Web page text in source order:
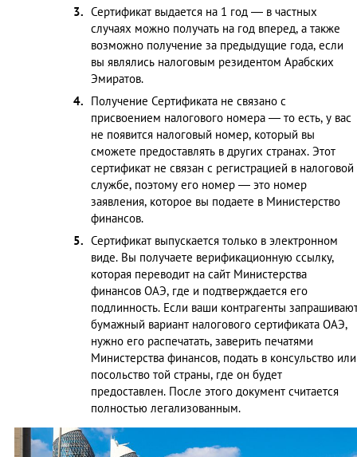
Сертификат выдается на 1 год — в частных
случаях можно получать на год вперед, а также
возможно получение за предыдущие года, если
вы являлись налоговым резидентом Арабских
Эмиратов.
Получение Сертификата не связано с
присвоением налогового номера — то есть, у вас
не появится налоговый номер, который вы
сможете предоставлять в других странах. Этот
сертификат не связан с регистрацией в налоговой
службе, поэтому его номер — это номер
заявления, которое вы подаете в Министерство
финансов.
Сертификат выпускается только в электронном
виде. Вы получаете верификационную ссылку,
которая переводит на сайт Министерства
финансов ОАЭ, где и подтверждается его
подлинность. Если ваши контрагенты
бумажный вариант налогового сертификата ОАЭ,
нужно его распечатать, заверить печатями
Министерства финансов, подать в консульство или
посольство той страны, где он будет
предоставлен. После этого документ считается
полностью легализованным.